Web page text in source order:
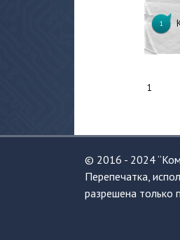
1
1
© 2016 - 2024
Перепечатка,
разрешена только